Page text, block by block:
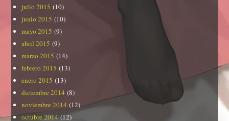
julio 2015 (10)
junio 2015 (10)
mayo 2015 (9)
abril 2015 (9)
marzo 2015 (14)
febrero 2015 (13)
enero 2015 (13)
diciembre 2014 (8)
noviembre 2014 (12)
octubre 2014 (12)